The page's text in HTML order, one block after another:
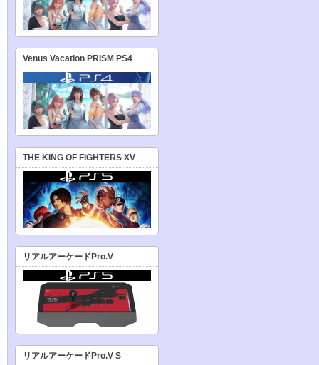
Venus Vacation PRISM PS4
THE KING OF FIGHTERS XV
リアルアーケードPro.V
リアルアーケードPro.V S